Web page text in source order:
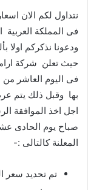
فى المملكة العربية
ودعونا نذكركم اولا
حيث تعلن شركة
فى اليوم العاشر
بها وقبل ذلك يتم
اجل اخذ الموافقة
صباح يوم الحادى
المعلنة كالتالى :-
تم تحديد سعر البنزين 91: بسعر